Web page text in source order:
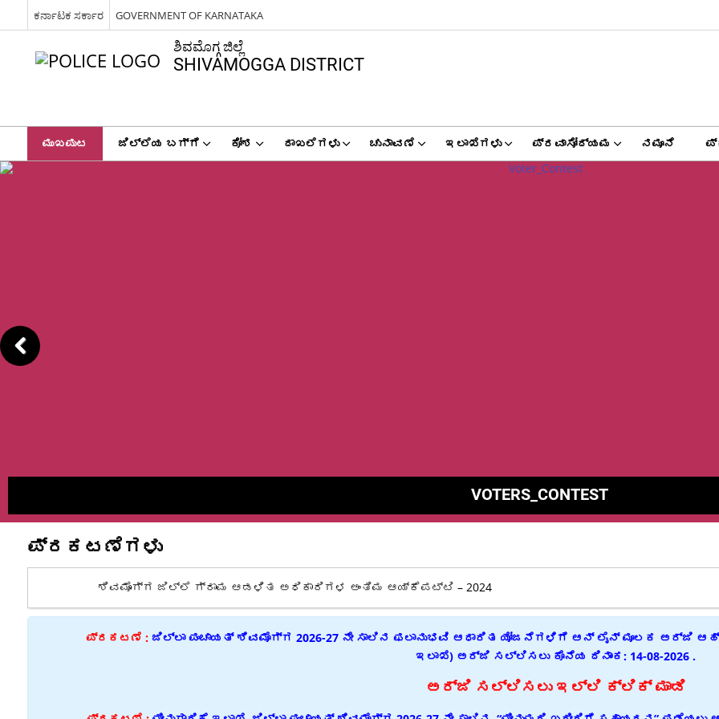
ಕರ್ನಾಟಕ ಸರ್ಕಾರ GOVERNMENT OF KARNATAKA
ಶಿವಮೊಗ್ಗ ಜಿಲ್ಲೆ
SHIVAMOGGA DISTRICT
ಮುಖಪುಟ ಜಿಲ್ಲೆಯ ಬಗ್ಗೆ ಕೋಶ ದಾಖಲೆಗಳು ಚುನಾವಣೆ ಇಲಾಖೆಗಳು ಪ್ರವಾಸೋದ್ಯಮ ನಮೂನೆ
VOTERS_CONTEST
ಪ್ರಕಟಣೆಗಳು
ಶಿವಮೊಗ್ಗ ಜಿಲ್ಲೆ ಗ್ರಾಮ ಆಡಳಿತ ಅಧಿಕಾರಿಗಳ ಅಂತಿಮ ಆಯ್ಕೆಪಟ್ಟಿ – 2024
ಪ್ರಕಟಣೆ :ಜಿಲ್ಲಾ ಪಂಚಾಯತ್ ಶಿವಮೊಗ್ಗ 2026-27 ನೇ ಸಾಲಿನ ಫಲಾನುಭವಿ ಆಧಾರಿತ ಯೋಜನೆಗಳಿಗೆ ಆನ್ ಲೈನ್ ಮೂಲಕ ಅರ್ಜಿ
ಇಲಾಖೆ) ಅರ್ಜಿ ಸಲ್ಲಿಸಲು ಕೊನೆಯ ದಿನಾಂಕ: 14-08-2026 .
ಅರ್ಜಿ ಸಲ್ಲಿಸಲು ಇಲ್ಲಿ ಕ್ಲಿಕ್ ಮಾಡಿ